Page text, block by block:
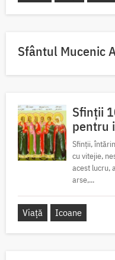
Sfântul Mucenic
Sfinții
pentru
Sfinții,
cu vitejie,
acest lucru,
arse,...
Viață Icoane